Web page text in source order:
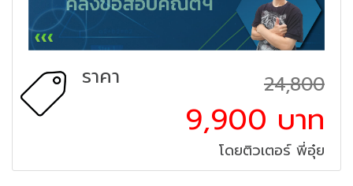
ราคา 24,800
9,900 บาท
โดยติวเตอร์ พี่อุ๋ย